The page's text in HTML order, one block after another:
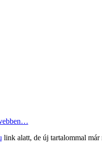
link alatt, de új tartalommal már